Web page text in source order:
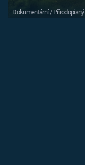
Dokumentární / Přírodopisný